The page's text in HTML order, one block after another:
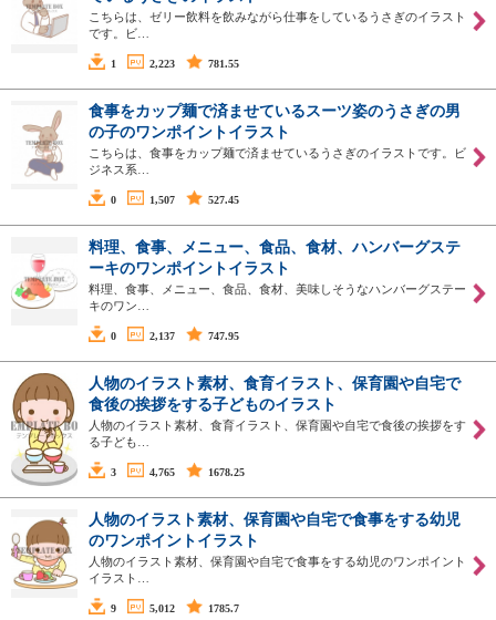
こちらは、ゼリー飲料を飲みながら仕事をしているうさぎのイラスト
です。ビ…
1 2,223 781.55
食事をカップ麺で済ませているスーツ姿のうさぎの男
の子のワンポイントイラスト
こちらは、食事をカップ麺で済ませているうさぎのイラストです。ビ
ジネス系…
0 1,507 527.45
料理、食事、メニュー、食品、食材、ハンバーグステ
ーキのワンポイントイラスト
料理、食事、メニュー、食品、食材、美味しそうなハンバーグステー
キのワン…
0 2,137 747.95
人物のイラスト素材、食育イラスト、保育園や自宅で
食後の挨拶をする子どものイラスト
人物のイラスト素材、食育イラスト、保育園や自宅で食後の挨拶をす
る子ども…
3 4,765 1678.25
人物のイラスト素材、保育園や自宅で食事をする幼児
のワンポイントイラスト
人物のイラスト素材、保育園や自宅で食事をする幼児のワンポイント
イラスト…
9 5,012 1785.7